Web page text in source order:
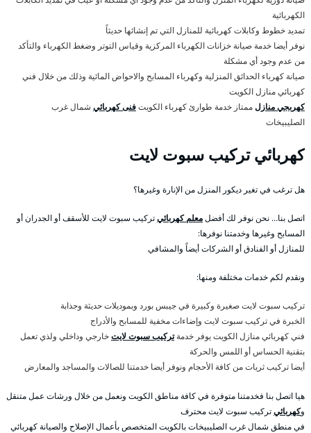
الكهربائية
تمديد خطوط وكابلات كهربائية للمنازل التي تم إنشائها حديثاً
نوفر أيضا خدمة صيانة خزانات الكهرباء المركزية وقياس التوتر وضغط الكهرباء والتأكد
من عدم وجود أي مشكلة
صيانة كهرباء الحدائق المنزلية وكهرباء المسابح والاحواض المائية وذلك من خلال فني
كهربائي منازل الكويت
كهربجي منازلممتاز خدمة طوارئ كهرباء الكويتفنى كهربائي شمال غرب
الصليبيخات
كهربائي تركيب سبوت لايت
هل ترغب في تغير ديكور المنزل من الإنارة وغيرها؟
اتصل بنا… نحن نوفر لك أفضلمعلم كهربائيتركيب سبوت لايت للأسقف أو الجدران أو
المسابح وغيرها وخدمتنا نوفرها:
للمنازل أو الفنادق أو الشركات أيضاً والمشافي
ونقدم لكم خدمات مختلفة ومنها:
تركيب سبوت لايت صغيرة وكبيرة في جيبس بورد وبموديلات حديثة وجذابة
الخبرة في تركيب سبوت لايت وإضاءات مخفية للمسابح والأدراج
فني كهربائي منازل الكويت يوفر خدمةتركيب سبوت لايتخارجي وداخلي ولذي تعمل
بتقنية الحساس أو اللمس والحركة
أيضا تركيب ثريات من كافة الأحجام ونوفر أيضا خدمتنا للصالات والمساجد والمعارض
هيا اتصل بنا فخدمتنا متوفرة في كافة مناطق الكويت ونعمل من خلال ورشات عمل متنقل
وكهربائيتركيب سبوت لايت محترف
في منطق شمال غرب الصليبيخات بالكويت المتخصص بأعمال الإصلاح والصيانة كهربائي